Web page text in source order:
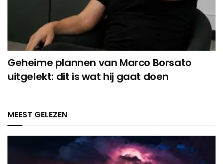
Geheime plannen van Marco Borsato
uitgelekt: dit is wat hij gaat doen
MEEST GELEZEN